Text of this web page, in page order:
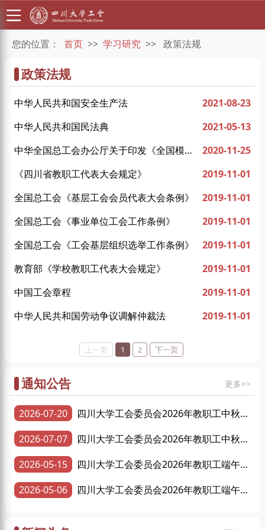
您的位置： 首页 >> 学习研究 >> 政策法规
政策法规
中华人民共和国安全生产法
2021-08-23
中华人民共和国民法典
2021-05-13
中华全国总工会办公厅关于印发《全国模范
会工作者评选表彰管理办法》的通知
2020-11-25
《四川省教职工代表大会规定》
2019-11-01
全国总工会《基层工会会员代表大会条例》
2019-11-01
全国总工会《事业单位工会工作条例》
2019-11-01
全国总工会《工会基层组织选举工作条例》
2019-11-01
教育部《学校教职工代表大会规定》
2019-11-01
中国工会章程
2019-11-01
中华人民共和国劳动争议调解仲裁法
2019-11-01
上一页 1 2 下一页
通知公告 更多>>
2026-07-20
四川大学工会委员会2026年教职工中秋慰
2026-07-07
四川大学工会委员会2026年教职工中秋慰
2026-05-15
四川大学工会委员会2026年教职工端午慰
2026-05-06
四川大学工会委员会2026年教职工端午慰